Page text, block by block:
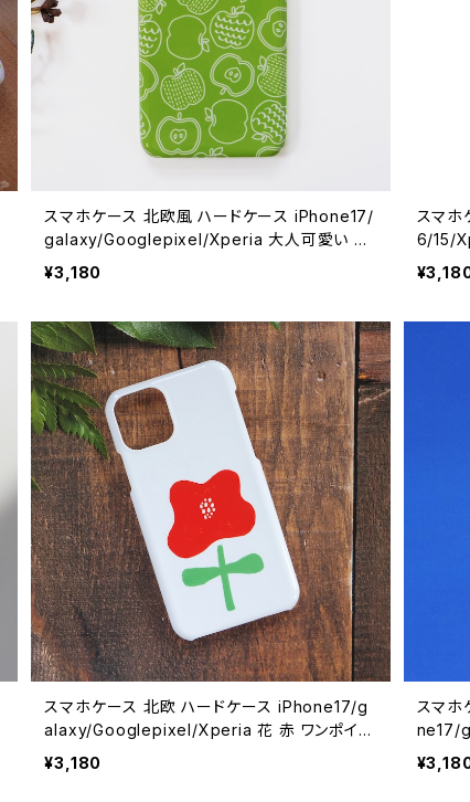
スマホケース 北欧風 ハードケース iPhone17/
galaxy/Googlepixel/Xperia 大人可愛い 手
描き風 【グリーンアップル りんご】hardcase
¥3,180
スマホ
6/15/
人可愛
スマホケース 北欧 ハードケース iPhone17/g
alaxy/Googlepixel/Xperia 花 赤 ワンポイン
ト ガーベラ 大人可愛い【ブロンマ】hardcase
¥3,180
スマホ
ne17/
個性的